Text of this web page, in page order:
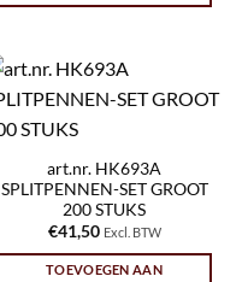
art.nr. HK693A
SPLITPENNEN-SET GROOT
200 STUKS
€41,50 Excl. BTW
TOEVOEGEN AAN